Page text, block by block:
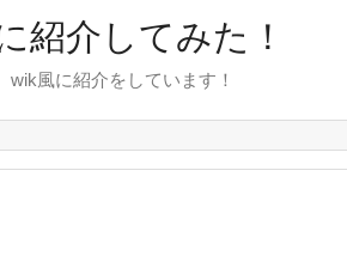
紹介してみた！
風に紹介をしています！